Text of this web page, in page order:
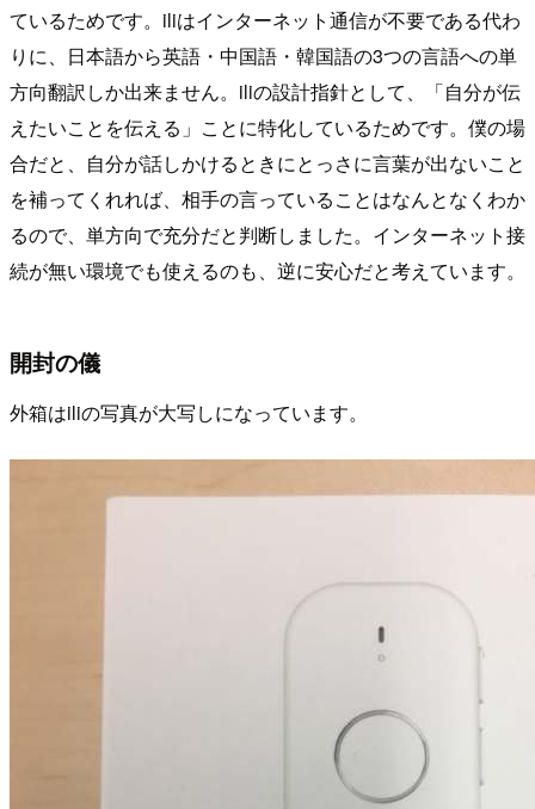
ているためです。iliはインターネット通信が不要である代わ
りに、日本語から英語・中国語・韓国語の3つの言語への単
方向翻訳しか出来ません。iliの設計指針として、「自分が伝
えたいことを伝える」ことに特化しているためです。僕の場
合だと、自分が話しかけるときにとっさに言葉が出ないこと
を補ってくれれば、相手の言っていることはなんとなくわか
るので、単方向で充分だと判断しました。インターネット接
続が無い環境でも使えるのも、逆に安心だと考えています。
開封の儀
外箱はiliの写真が大写しになっています。